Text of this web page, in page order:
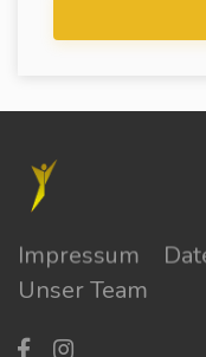
Impressum
Unser Team